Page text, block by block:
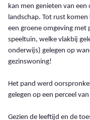
kan men genieten van
landschap. Tot rust
een groene omgeving met
speeltuin, welke vlakbij
onderwijs) gelegen op
gezinswoning!
Het pand werd
gelegen op een perceel
Gezien de leeftijd en de